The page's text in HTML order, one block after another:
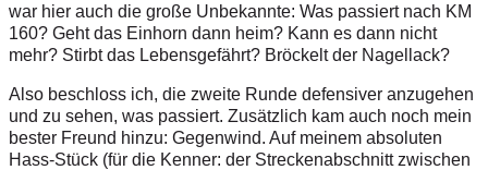
war hier auch die große Unbekannte: Was passiert nach KM
160? Gehtdas Einhorn dann heim? Kann es dann nicht
mehr? Stirbt das Lebensgefährt? Bröcke tder Nage lack?
A lso besch loss ich, die zweite Runde defensiver anzugehen
und zu sehen, was passiert. Zusätz ich kam auch noch mein
bester Freund hinzu: Gegenwind. Auf meinem abso luten
Hass-Stück (für die Kenner: der Streckenabschnittzwischen